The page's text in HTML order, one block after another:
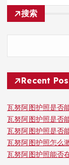
搜索
Recent
瓦努阿图护照是否
瓦努阿图护照是否
瓦努阿图护照是否
瓦努阿图护照怎么
瓦努阿图护照能否